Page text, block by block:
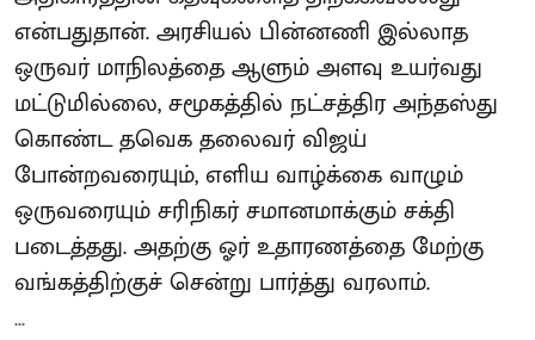
என்பதுதான். அரசியல் பின்னணி இல்லாத
ஒருவர் மாநிலத்தை ஆளும் அளவு உயர்வது
மட்டுமில்லை, சமூகத்தில் நட்சத்திர அந்தஸ்து
கொண்ட தவெக தலைவர் விஜய்
போன்றவரையும், எளிய வாழ்க்கை வாழும்
ஒருவரையும் சரிநிகர் சமானமாக்கும் சக்தி
படைத்தது. அதற்கு ஓர் உதாரணத்தை மேற்கு
வங்கத்திற்குச் சென்று பார்த்து வரலாம்.
...